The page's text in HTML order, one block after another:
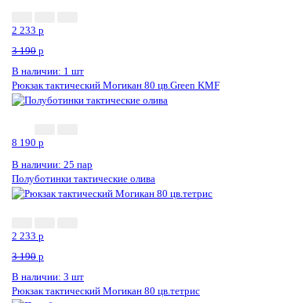
2 233 p
3 190 p
В наличии: 1 шт
Рюкзак тактический Могикан 80 цв.Green KMF
8 190 p
В наличии: 25 пар
Полуботинки тактические олива
2 233 p
3 190 p
В наличии: 3 шт
Рюкзак тактический Могикан 80 цв.тетрис